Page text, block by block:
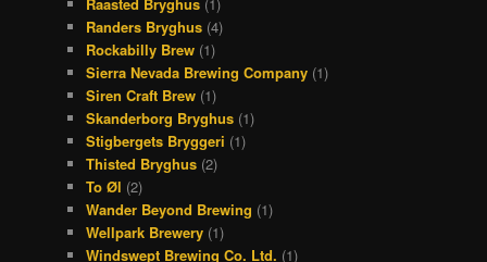
Randers Bryghus (4)
Rockabilly Brew (1)
Sierra Nevada Brewing Company (1)
Siren Craft Brew (1)
Skanderborg Bryghus (1)
Stigbergets Bryggeri (1)
Thisted Bryghus (2)
To Øl (2)
Wander Beyond Brewing (1)
Wellpark Brewery (1)
Windswept Brewing Co. Ltd. (1)